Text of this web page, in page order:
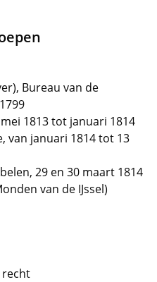
Bureau van de
1813 tot januari 1814
van januari 1814 tot 13
29 en 30 maart 1814
van de IJssel)
recht